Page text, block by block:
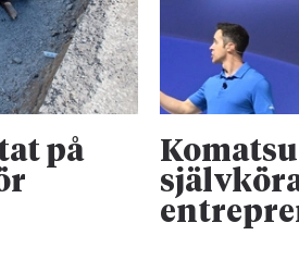
på